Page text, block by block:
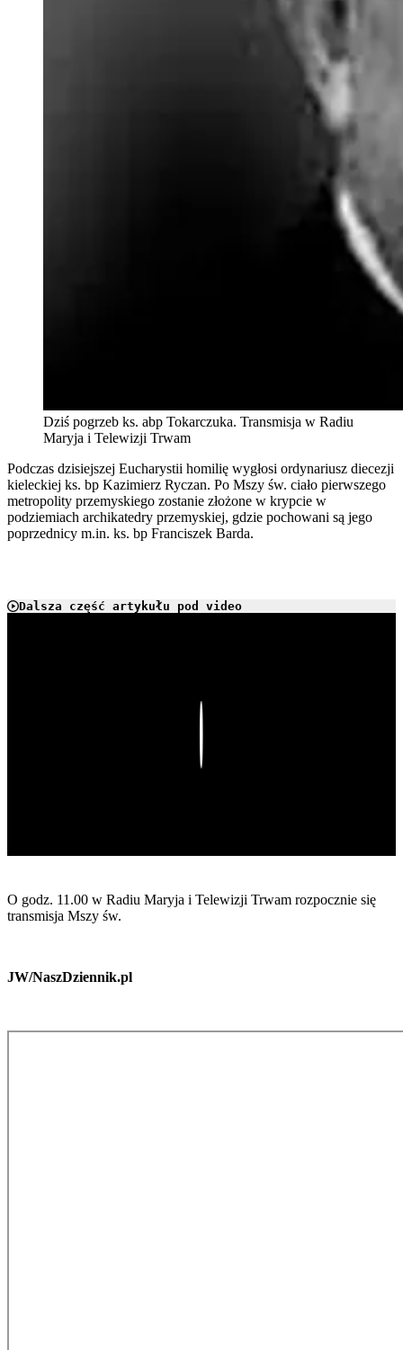
Dziś pogrzeb ks. abp Tokarczuka. Transmisja w Radiu
Maryja i Telewizji Trwam
Podczas dzisiejszej Eucharystii homilię wygłosi ordynariusz diecezji
kieleckiej ks. bp Kazimierz Ryczan. Po Mszy św. ciało pierwszego
metropolity przemyskiego zostanie złożone w krypcie w
podziemiach archikatedry przemyskiej, gdzie pochowani są jego
poprzednicy m.in. ks. bp Franciszek Barda.
Dalsza część artykułu pod video
O godz. 11.00 w Radiu Maryja i Telewizji Trwam rozpocznie się
transmisja Mszy św.
JW/NaszDziennik.pl